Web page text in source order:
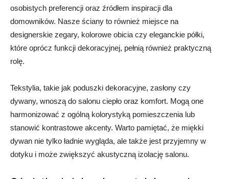
osobistych preferencji oraz źródłem inspiracji dla
domowników. Nasze ściany to również miejsce na
designerskie zegary, kolorowe obicia czy eleganckie półki,
które oprócz funkcji dekoracyjnej, pełnią również praktyczną
rolę.
Tekstylia, takie jak poduszki dekoracyjne, zasłony czy
dywany, wnoszą do salonu ciepło oraz komfort. Mogą one
harmonizować z ogólną kolorystyką pomieszczenia lub
stanowić kontrastowe akcenty. Warto pamiętać, że miękki
dywan nie tylko ładnie wygląda, ale także jest przyjemny w
dotyku i może zwiększyć akustyczną izolację salonu.